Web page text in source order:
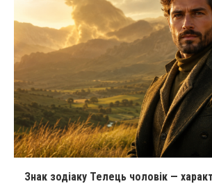
Знак зодіаку Телець чоловік —